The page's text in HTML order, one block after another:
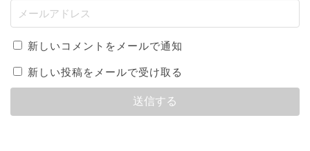
新しいコメントをメールで通知
新しい投稿をメールで受け取る